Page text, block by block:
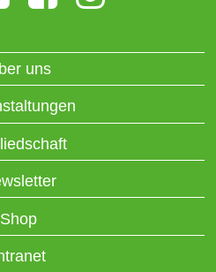
uns
Shop